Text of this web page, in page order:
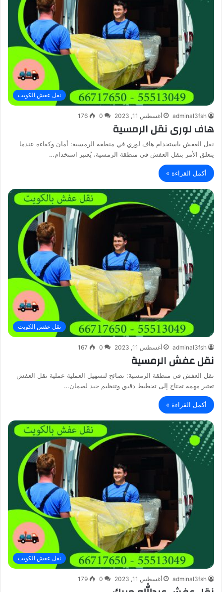
نقل عفش الكويت
adminal3fsh أغسطس 11, 2023 0
176
هاف لورى نقل الرمسية
نقل العفش باستخدام هاف لوري في منطقة الرمسية: أمان وكفاءة عندما
يتعلق الأمر بنقل العفش في منطقة الرمسية، يُعتبر استخدام…
أكمل القراءة »
نقل عفش الكويت
adminal3fsh أغسطس 11, 2023 0
167
نقل عفش الرمسية
نقل العفش في منطقة الرمسية: نصائح لتسهيل العملية عملية نقل العفش
تعتبر مهمة تحتاج إلى تخطيط دقيق وتنظيم جيد لضمان…
أكمل القراءة »
نقل عفش الكويت
adminal3fsh أغسطس 11, 2023 0
179